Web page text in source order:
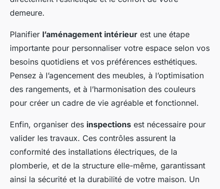
demeure.
Planifier l’aménagement intérieur est une étape
importante pour personnaliser votre espace selon vos
besoins quotidiens et vos préférences esthétiques.
Pensez à l’agencement des meubles, à l’optimisation
des rangements, et à l’harmonisation des couleurs
pour créer un cadre de vie agréable et fonctionnel.
Enfin, organiser des inspections est nécessaire pour
valider les travaux. Ces contrôles assurent la
conformité des installations électriques, de la
plomberie, et de la structure elle-même, garantissant
ainsi la sécurité et la durabilité de votre maison. Un